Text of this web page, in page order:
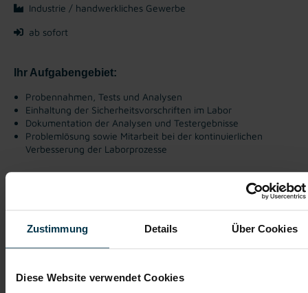
Zustimmung Details Über Cookies
Diese Website verwendet Cookies
Industrie / handwerkliches Gewerbe
ab sofort
Ihr Aufgabengebiet:
Probennahmen, Tests und Analysen
Einhaltung der Sicherheitsvorschriften im Labor
Dokumentation der Analysen und Testergebnisse
Problemlösung sowie Mitarbeit bei der kontinuierlichen
Verbesserung der Laborprozesse
Integration ins